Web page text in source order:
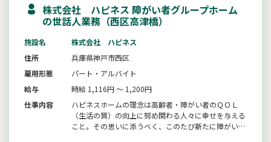
株式会社 ハピネス 障がい者グループホーム
の世話人業務（西区高津橋）
施設名
株式会社 ハピネス
住所
兵庫県神戸市西区
雇用形態
パート・アルバイト
給与
時給 1,116円 ～ 1,200円
仕事内容
ハピネスホームの理念は高齢者・障がい者のＱＯＬ
（生活の質）の向上に努め関わる人々に幸せを与える
こと。その思いに添うべく、このたび新たに障がい者